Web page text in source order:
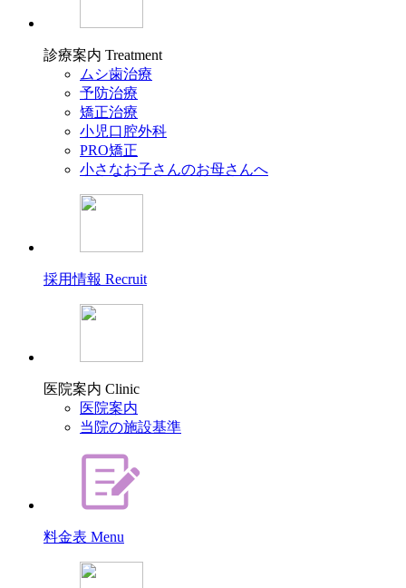
診療案内 Treatment
ムシ歯治療
予防治療
矯正治療
小児口腔外科
PRO矯正
小さなお子さんのお母さんへ
採用情報 Recruit
医院案内 Clinic
医院案内
当院の施設基準
料金表 Menu